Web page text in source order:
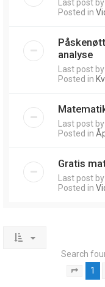
Last post by
Posted in
analyse
Last post by
Posted in
Last post by
Posted in
Gratis
Last post by
Posted in
Search
Page
1